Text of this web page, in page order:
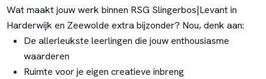
Wat maakt jouw werk binnen RSG Slingerbos|Levant in
Harderwijk en Zeewolde extra bijzonder? Nou, denk aan:
De allerleukste leerlingen die jouw enthousiasme
waarderen
Ruimte voor je eigen creatieve inbreng